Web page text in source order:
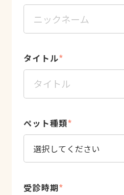
タイトル*
ペット種類*
受診時期*